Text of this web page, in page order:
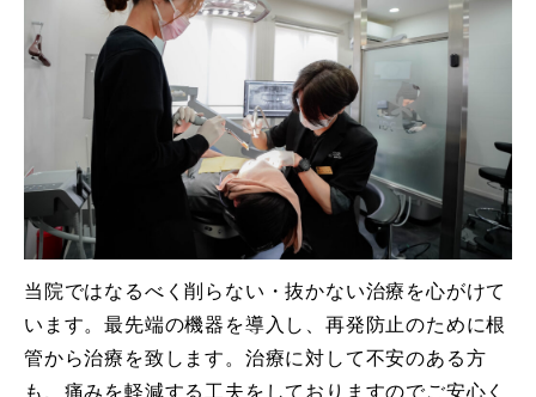
当院ではなるべく削らない・抜かない治療を心がけて
います。最先端の機器を導入し、再発防止のために根
管から治療を致します。治療に対して不安のある方
も、痛みを軽減する工夫をしておりますのでご安心く